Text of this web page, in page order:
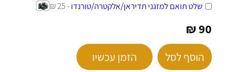
שלט תואם למזגני תדיראן/אלקטרה/טורנדו- 25 ₪
90 ₪
הוסף לסל הזמן עכשיו